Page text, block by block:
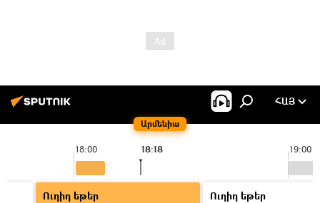
Արմենիա
ՀԱՅ
18:00 19:00
18:18
Ուղիղ եթեր
Ուղիղ եթեր